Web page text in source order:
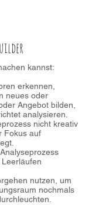
kannst:
erkennen,
neues oder
Angebot bilden,
analysieren.
nicht kreativ
Fokus auf
nutzen, um
nochmals